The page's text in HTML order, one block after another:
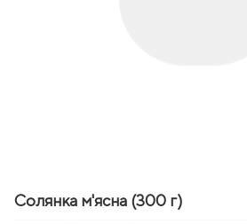
Солянка м'ясна (300 г)